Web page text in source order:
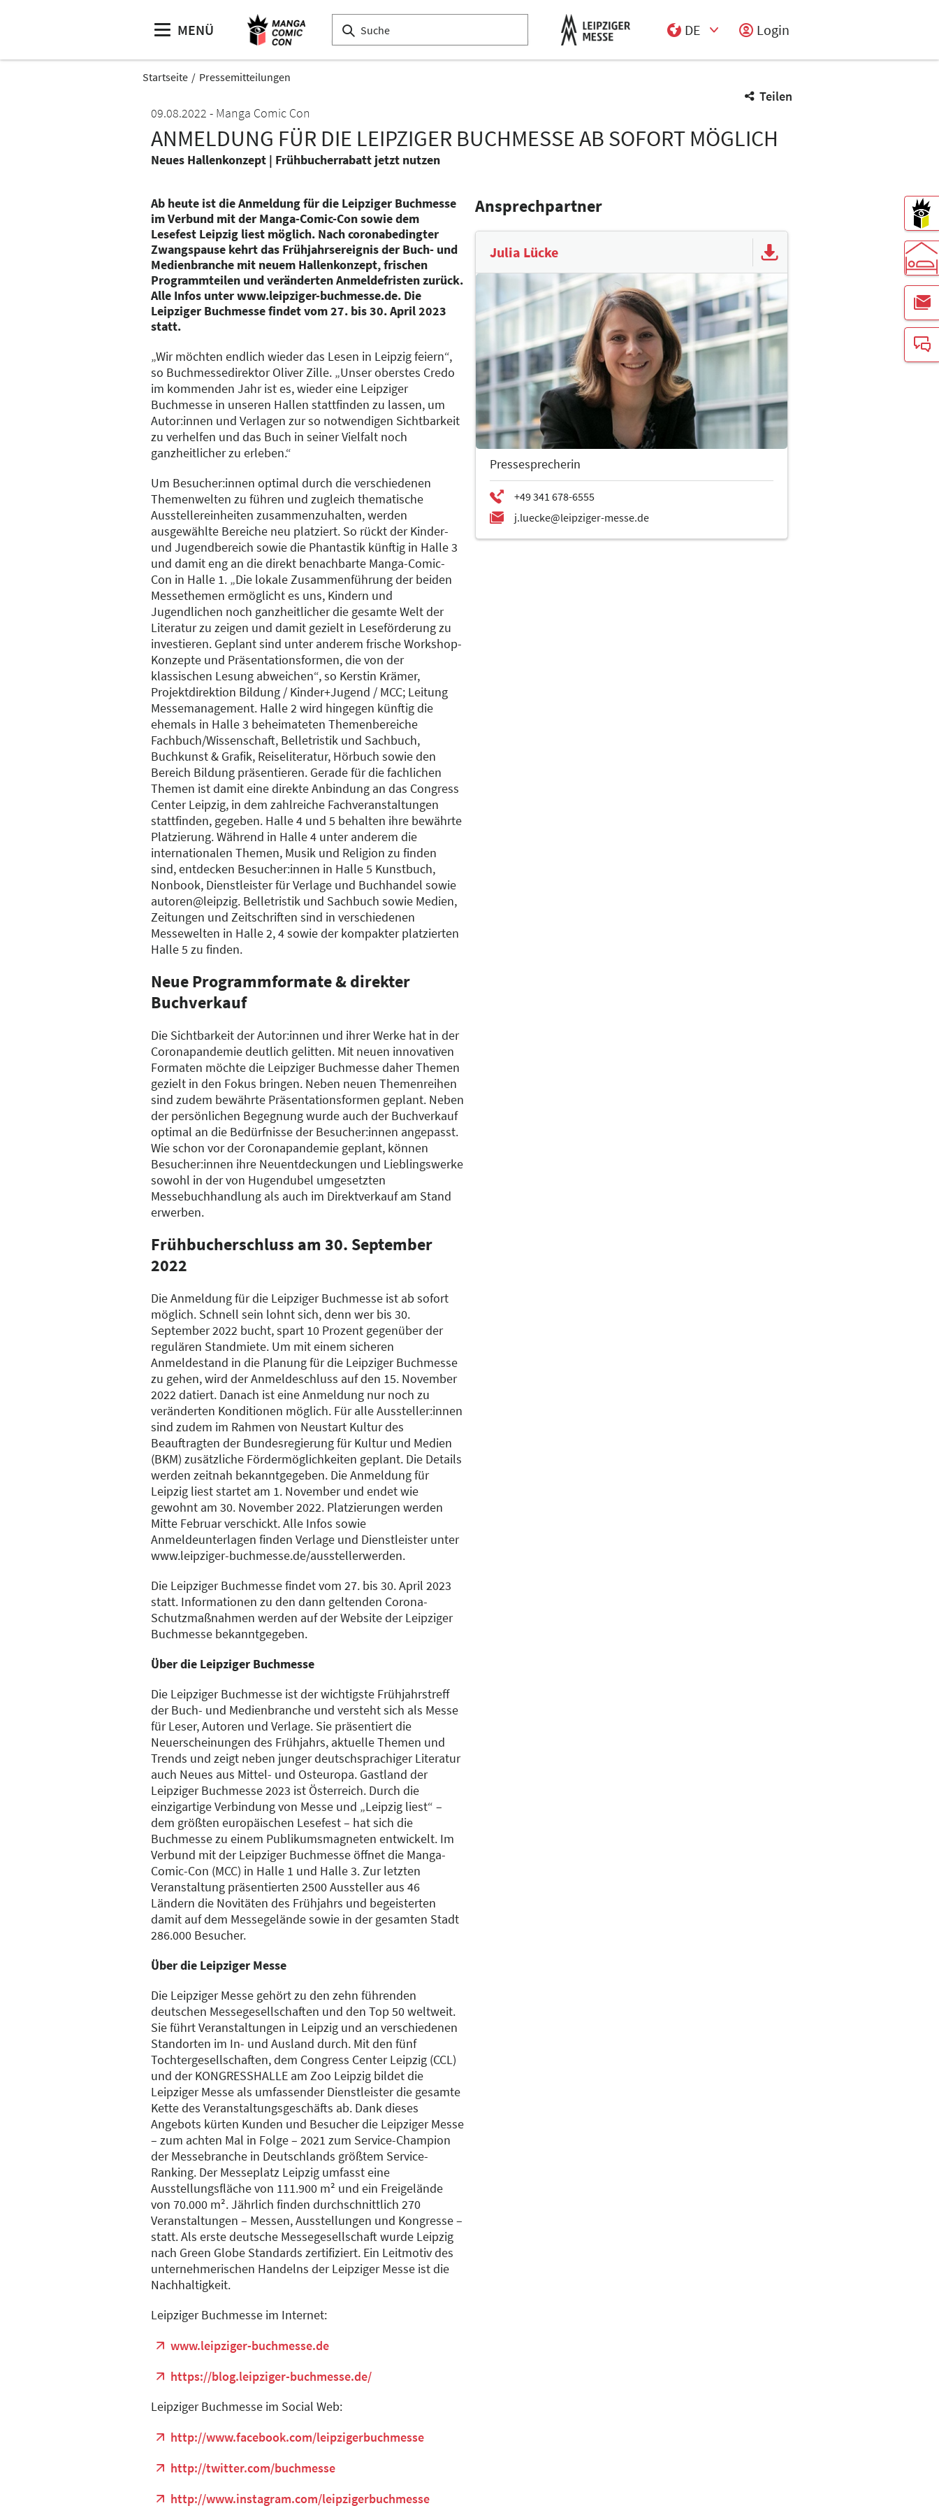
MENÜ
DE
Login
Startseite Pressemitteilungen
Teilen
09.08.2022
Manga Comic Con
ANMELDUNG FÜR DIE LEIPZIGER BUCHMESSE AB SOFORT MÖGLICH
Neues Hallenkonzept | Frühbucherrabatt jetzt nutzen
Ab heute ist die Anmeldung für die Leipziger Buchmesse
im Verbund mit der Manga-Comic-Con sowie dem
Lesefest Leipzig liest möglich. Nach coronabedingter
Zwangspause kehrt das Frühjahrsereignis der Buch- und
Medienbranche mit neuem Hallenkonzept, frischen
Programmteilen und veränderten Anmeldefristen zurück.
Alle Infos unter www.leipziger-buchmesse.de. Die
Leipziger Buchmesse findet vom 27. bis 30. April 2023
statt.
„Wir möchten endlich wieder das Lesen in Leipzig feiern“,
so Buchmessedirektor Oliver Zille. „Unser oberstes Credo
im kommenden Jahr ist es, wieder eine Leipziger
Buchmesse in unseren Hallen stattfinden zu lassen, um
Autor:innen und Verlagen zur so notwendigen Sichtbarkeit
zu verhelfen und das Buch in seiner Vielfalt noch
ganzheitlicher zu erleben.“
Um Besucher:innen optimal durch die verschiedenen
Themenwelten zu führen und zugleich thematische
Ausstellereinheiten zusammenzuhalten, werden
ausgewählte Bereiche neu platziert. So rückt der Kinder-
und Jugendbereich sowie die Phantastik künftig in Halle 3
und damit eng an die direkt benachbarte Manga-Comic-
Con in Halle 1. „Die lokale Zusammenführung der beiden
Messethemen ermöglicht es uns, Kindern und
Jugendlichen noch ganzheitlicher die gesamte Welt der
Literatur zu zeigen und damit gezielt in Leseförderung zu
investieren. Geplant sind unter anderem frische Workshop-
Konzepte und Präsentationsformen, die von der
klassischen Lesung abweichen“, so Kerstin Krämer,
Projektdirektion Bildung / Kinder+Jugend / MCC; Leitung
Messemanagement. Halle 2 wird hingegen künftig die
ehemals in Halle 3 beheimateten Themenbereiche
Fachbuch/Wissenschaft, Belletristik und Sachbuch,
Buchkunst & Grafik, Reiseliteratur, Hörbuch sowie den
Bereich Bildung präsentieren. Gerade für die fachlichen
Themen ist damit eine direkte Anbindung an das Congress
Center Leipzig, in dem zahlreiche Fachveranstaltungen
stattfinden, gegeben. Halle 4 und 5 behalten ihre bewährte
Platzierung. Während in Halle 4 unter anderem die
internationalen Themen, Musik und Religion zu finden
sind, entdecken Besucher:innen in Halle 5 Kunstbuch,
Nonbook, Dienstleister für Verlage und Buchhandel sowie
autoren@leipzig. Belletristik und Sachbuch sowie Medien,
Zeitungen und Zeitschriften sind in verschiedenen
Messewelten in Halle 2, 4 sowie der kompakter platzierten
Halle 5 zu finden.
Neue Programmformate & direkter
Buchverkauf
Die Sichtbarkeit der Autor:innen und ihrer Werke hat in der
Coronapandemie deutlich gelitten. Mit neuen innovativen
Formaten möchte die Leipziger Buchmesse daher Themen
gezielt in den Fokus bringen. Neben neuen Themenreihen
sind zudem bewährte Präsentationsformen geplant. Neben
der persönlichen Begegnung wurde auch der Buchverkauf
optimal an die Bedürfnisse der Besucher:innen angepasst.
Wie schon vor der Coronapandemie geplant, können
Besucher:innen ihre Neuentdeckungen und Lieblingswerke
sowohl in der von Hugendubel umgesetzten
Messebuchhandlung als auch im Direktverkauf am Stand
erwerben.
Frühbucherschluss am 30. September
2022
Die Anmeldung für die Leipziger Buchmesse ist ab sofort
möglich. Schnell sein lohnt sich, denn wer bis 30.
September 2022 bucht, spart 10 Prozent gegenüber der
regulären Standmiete. Um mit einem sicheren
Anmeldestand in die Planung für die Leipziger Buchmesse
zu gehen, wird der Anmeldeschluss auf den 15. November
2022 datiert. Danach ist eine Anmeldung nur noch zu
veränderten Konditionen möglich. Für alle Aussteller:innen
sind zudem im Rahmen von Neustart Kultur des
Beauftragten der Bundesregierung für Kultur und Medien
(BKM) zusätzliche Fördermöglichkeiten geplant. Die Details
werden zeitnah bekanntgegeben. Die Anmeldung für
Leipzig liest startet am 1. November und endet wie
gewohnt am 30. November 2022. Platzierungen werden
Mitte Februar verschickt. Alle Infos sowie
Anmeldeunterlagen finden Verlage und Dienstleister unter
www.leipziger-buchmesse.de/ausstellerwerden.
Die Leipziger Buchmesse findet vom 27. bis 30. April 2023
statt. Informationen zu den dann geltenden Corona-
Schutzmaßnahmen werden auf der Website der Leipziger
Buchmesse bekanntgegeben.
Über die Leipziger Buchmesse
Die Leipziger Buchmesse ist der wichtigste Frühjahrstreff
der Buch- und Medienbranche und versteht sich als Messe
für Leser, Autoren und Verlage. Sie präsentiert die
Neuerscheinungen des Frühjahrs, aktuelle Themen und
Trends und zeigt neben junger deutschsprachiger Literatur
auch Neues aus Mittel- und Osteuropa. Gastland der
Leipziger Buchmesse 2023 ist Österreich. Durch die
einzigartige Verbindung von Messe und „Leipzig liest“ –
dem größten europäischen Lesefest – hat sich die
Buchmesse zu einem Publikumsmagneten entwickelt. Im
Verbund mit der Leipziger Buchmesse öffnet die Manga-
Comic-Con (MCC) in Halle 1 und Halle 3. Zur letzten
Veranstaltung präsentierten 2500 Aussteller aus 46
Ländern die Novitäten des Frühjahrs und begeisterten
damit auf dem Messegelände sowie in der gesamten Stadt
286.000 Besucher.
Über die Leipziger Messe
Die Leipziger Messe gehört zu den zehn führenden
deutschen Messegesellschaften und den Top 50 weltweit.
Sie führt Veranstaltungen in Leipzig und an verschiedenen
Standorten im In- und Ausland durch. Mit den fünf
Tochtergesellschaften, dem Congress Center Leipzig (CCL)
und der KONGRESSHALLE am Zoo Leipzig bildet die
Leipziger Messe als umfassender Dienstleister die gesamte
Kette des Veranstaltungsgeschäfts ab. Dank dieses
Angebots kürten Kunden und Besucher die Leipziger Messe
– zum achten Mal in Folge – 2021 zum Service-Champion
der Messebranche in Deutschlands größtem Service-
Ranking. Der Messeplatz Leipzig umfasst eine
Ausstellungsfläche von 111.900 m² und ein Freigelände
von 70.000 m². Jährlich finden durchschnittlich 270
Veranstaltungen – Messen, Ausstellungen und Kongresse –
statt. Als erste deutsche Messegesellschaft wurde Leipzig
nach Green Globe Standards zertifiziert. Ein Leitmotiv des
unternehmerischen Handelns der Leipziger Messe ist die
Nachhaltigkeit.
Leipziger Buchmesse im Internet:
www.leipziger-buchmesse.de
https://blog.leipziger-buchmesse.de/
Leipziger Buchmesse im Social Web:
http://www.facebook.com/leipzigerbuchmesse
http://twitter.com/buchmesse
http://www.instagram.com/leipzigerbuchmesse
Ansprechpartner
Julia Lücke
Pressesprecherin